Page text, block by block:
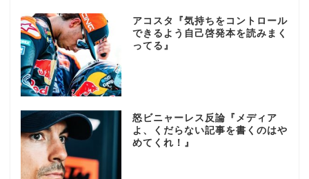
アコスタ『気持ちをコントロール
できるよう自己啓発本を読みまく
ってる』
怒ビニャーレス反論『メディア
よ、くだらない記事を書くのはや
めてくれ！』